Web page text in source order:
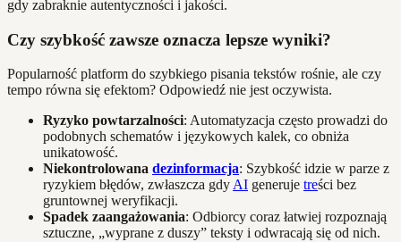
gdy zabraknie autentyczności i jakości.
Czy szybkość zawsze oznacza lepsze wyniki?
Popularność platform do szybkiego pisania tekstów rośnie, ale czy
tempo równa się efektom? Odpowiedź nie jest oczywista.
Ryzyko powtarzalności: Automatyzacja często prowadzi do
podobnych schematów i językowych kalek, co obniża
unikatowość.
Niekontrolowana dezinformacja: Szybkość idzie w parze z
ryzykiem błędów, zwłaszcza gdy AI generuje treści bez
gruntownej weryfikacji.
Spadek zaangażowania: Odbiorcy coraz łatwiej rozpoznają
sztuczne, „wyprane z duszy” teksty i odwracają się od nich.